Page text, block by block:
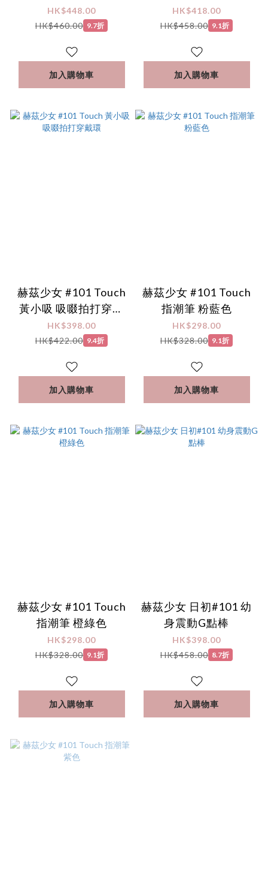
HK$448.00
HK$460.00 9.7折
加入購物車
HK$418.00
HK$458.00 9.1折
加入購物車
赫茲少女 #101 Touch
黃小吸 吸啜拍打穿戴
環
HK$398.00
HK$422.00 9.4折
加入購物車
赫茲少女 #101 Touch
指潮筆 粉藍色
HK$298.00
HK$328.00 9.1折
加入購物車
赫茲少女 #101 Touch
指潮筆 橙綠色
HK$298.00
HK$328.00 9.1折
加入購物車
赫茲少女 日初#101 幼
身震動G點棒
HK$398.00
HK$458.00 8.7折
加入購物車